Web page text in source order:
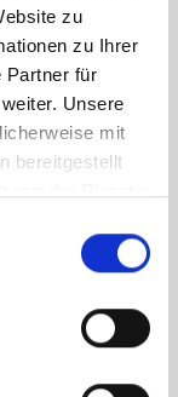
zu
zu Ihrer
Partner für
Unsere
mit
bereitgestellt
nicht
fremde
Umständen
Tätigkeit
oder
nach
unberührt.
erst ab dem
von